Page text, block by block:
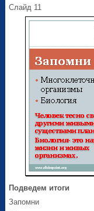
Слайд 11
Подведем итоги
Запомни